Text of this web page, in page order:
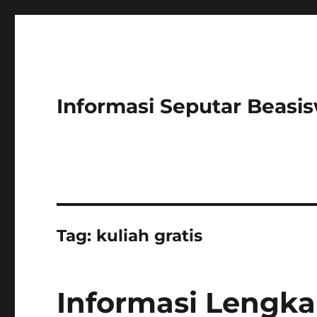
Informasi Seputar
Tag: kuliah gratis
Informasi